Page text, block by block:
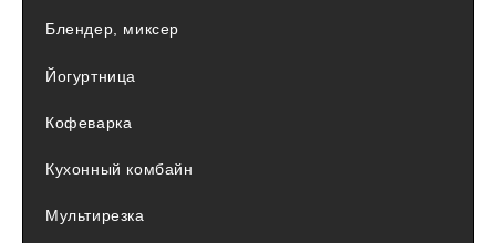
Блендер, миксер
Йогуртница
Кофеварка
Кухонный комбайн
Мультирезка